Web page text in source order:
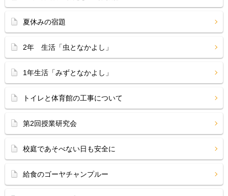
夏休みの宿題
2年 生活「虫となかよし」
1年生活「みずとなかよし」
トイレと体育館の工事について
第2回授業研究会
校庭であそべない日も安全に
給食のゴーヤチャンプルー